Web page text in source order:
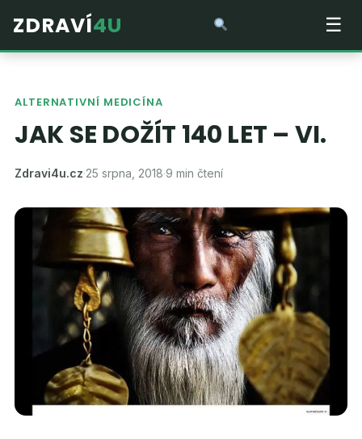
ZDRAVÍ4U ☰
ALTERNATIVNÍ MEDICÍNA
JAK SE DOŽÍT 140 LET – VI.
Zdravi4u.cz·25 srpna, 2018·9 min čtení